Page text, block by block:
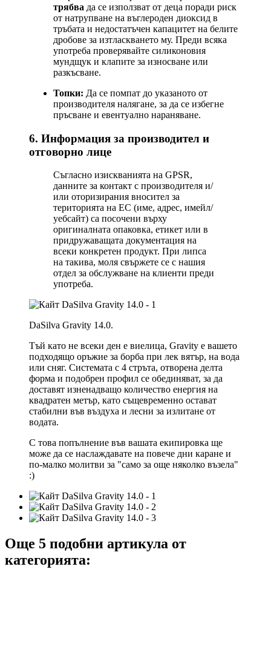
трябва да се използват от деца поради риск
от натрупване на въглероден диоксид в
тръбата и недостатъчен капацитет на белите
дробове за изтласкването му. Преди всяка
употреба проверявайте силиконовия
мундщук и клапите за износване или
разкъсване.
Топки: Да се помпат до указаното от
производителя налягане, за да се избегне
пръсване и евентуално нараняване.
6. Информация за производител и
отговорно лице
Съгласно изискванията на GPSR,
данните за контакт с производителя и/
или оторизирания вносител за
територията на ЕС (име, адрес, имейл/
уебсайт) са посочени върху
оригиналната опаковка, етикет или в
придружаващата документация на
всеки конкретен продукт. При липса
на такива, моля свържете се с нашия
отдел за обслужване на клиенти преди
употреба.
DaSilva Gravity 14.0.
Тъй като не всеки ден е виелица, Gravity е вашето
подходящо оръжие за борба при лек вятър, на вода
или сняг. Системата с 4 стръта, отворена делта
форма и подобрен профил се обединяват, за да
доставят изненадващо количество енергия на
квадратен метър, като същевременно остават
стабилни във въздуха и лесни за излитане от
водата.
С това попълнение във вашата екипировка ще
може да се наслаждавате на повече дни каране и
по-малко молитви за "само за още няколко възела"
:)
Още 5 подобни артикула от
категорията: